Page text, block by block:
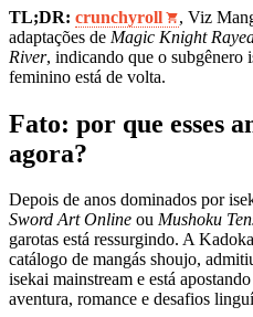
TL;DR: crunchyroll
, Viz
adaptações de Magic Knight
River, indicando que o subgênero
feminino está de volta.
Fato: por que esses
agora?
Depois de anos dominados por
Sword Art Online ou Mushoku
garotas está ressurgindo. A
catálogo de mangás shoujo,
isekai mainstream e está
aventura, romance e desafios